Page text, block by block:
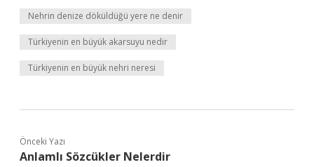
Nehrin denize döküldüğü yere ne denir
Türkiyenin en büyük akarsuyu nedir
Türkiyenin en büyük nehri neresi
Önceki Yazı
Anlamlı Sözcükler Nelerdir